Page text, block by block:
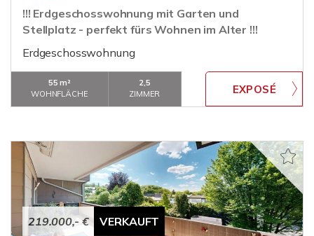
!!! Erdgeschosswohnung mit Garten und
Stellplatz - perfekt fürs Wohnen im Alter !!!
Erdgeschosswohnung
55 m²
WOHNFLÄCHE
2,5
ZIMMER
219.000,- € VERKAUFT